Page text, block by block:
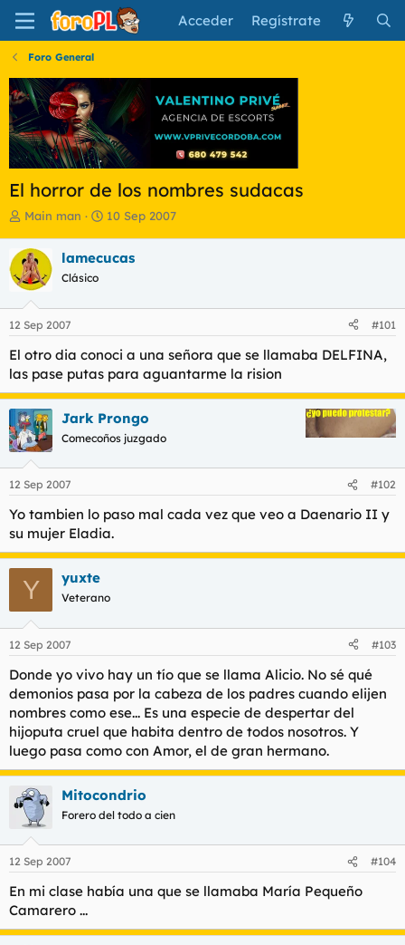
Acceder Regístrate
Foro General
El horror de los nombres sudacas
I
i
c
i
d
o
d
e
l
t
e
m
a
Main man
F
h
e
i
c
i
10 Sep 2007
lamecucas
Clásico
12 Sep 2007 #101
El otro dia conoci a una señora que se llamaba DELFINA,
las pase putas para aguantarme la rision
Jark Prongo
Comecoños juzgado
12 Sep 2007 #102
Yo tambien lo paso mal cada vez que veo a Daenario II y
su mujer Eladia.
Y yuxte
Veterano
12 Sep 2007 #103
Donde yo vivo hay un tío que se llama Alicio. No sé qué
demonios pasa por la cabeza de los padres cuando elijen
nombres como ese... Es una especie de despertar del
hijoputa cruel que habita dentro de todos nosotros. Y
luego pasa como con Amor, el de gran hermano.
Mitocondrio
Forero del todo a cien
12 Sep 2007 #104
En mi clase había una que se llamaba María Pequeño
Camarero ...